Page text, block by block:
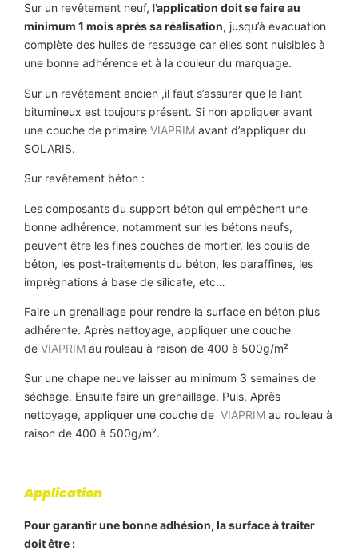
Sur un revêtement neuf, l’application doit se faire au
minimum 1 mois après sa réalisation, jusqu’à évacuation
complète des huiles de ressuage car elles sont nuisibles à
une bonne adhérence et à la couleur du marquage.
Sur un revêtement ancien ,il faut s’assurer que le liant
bitumineux est toujours présent. Si non appliquer avant
une couche de primaire VIAPRIM avant d’appliquer du
SOLARIS.
Sur revêtement béton :
Les composants du support béton qui empêchent une
bonne adhérence, notamment sur les bétons neufs,
peuvent être les fines couches de mortier, les coulis de
béton, les post-traitements du béton, les paraffines, les
imprégnations à base de silicate, etc…
Faire un grenaillage pour rendre la surface en béton plus
adhérente. Après nettoyage, appliquer une couche
de VIAPRIM au rouleau à raison de 400 à 500g/m²
Sur une chape neuve laisser au minimum 3 semaines de
séchage. Ensuite faire un grenaillage. Puis, Après
nettoyage, appliquer une couche de VIAPRIM au rouleau à
raison de 400 à 500g/m².
Application
Pour garantir une bonne adhésion, la surface à traiter
doit être :